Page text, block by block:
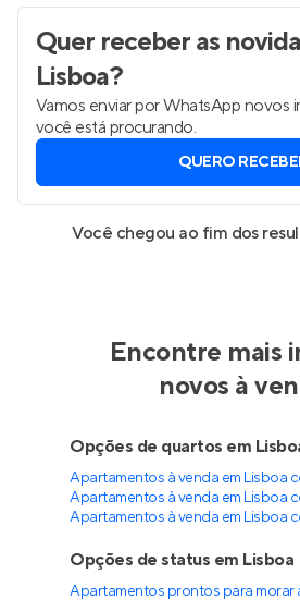
Quer receber as
Lisboa?
Vamos enviar por WhatsApp novos
você está procurando.
QUERO
Você chegou ao fim dos
Encontre mais
novos à
Opções de quartos em
Apartamentos à venda em Lisboa
Apartamentos à venda em Lisboa
Apartamentos à venda em Lisboa
Opções de status em Lisboa
Apartamentos prontos para morar